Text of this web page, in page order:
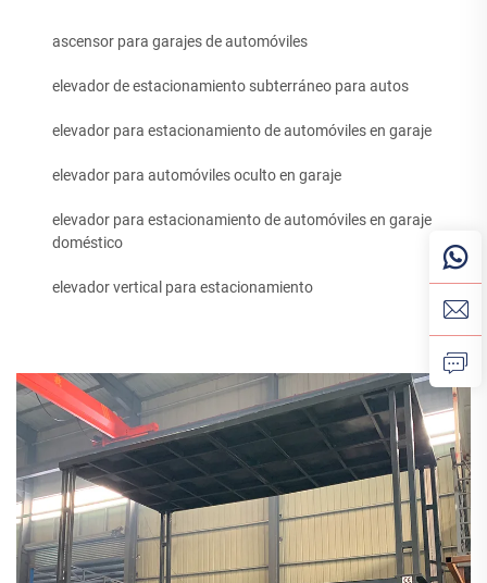
ascensor para garajes de automóviles
elevador de estacionamiento subterráneo para autos
elevador para estacionamiento de automóviles en garaje
elevador para automóviles oculto en garaje
elevador para estacionamiento de automóviles en garaje
doméstico
elevador vertical para estacionamiento